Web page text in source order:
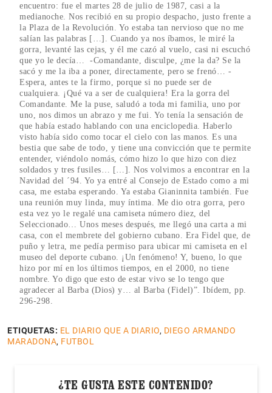
encuentro: fue el martes 28 de julio de 1987, casi a la
medianoche. Nos recibió en su propio despacho, justo frente a
la Plaza de la Revolución. Yo estaba tan nervioso que no me
salían las palabras […]. Cuando ya nos íbamos, le miré la
gorra, levanté las cejas, y él me cazó al vuelo, casi ni escuchó
que yo le decía… -Comandante, disculpe, ¿me la da? Se la
sacó y me la iba a poner, directamente, pero se frenó… -
Espera, antes te la firmo, porque si no puede ser de
cualquiera. ¡Qué va a ser de cualquiera! Era la gorra del
Comandante. Me la puse, saludó a toda mi familia, uno por
uno, nos dimos un abrazo y me fui. Yo tenía la sensación de
que había estado hablando con una enciclopedia. Haberlo
visto había sido como tocar el cielo con las manos. Es una
bestia que sabe de todo, y tiene una convicción que te permite
entender, viéndolo nomás, cómo hizo lo que hizo con diez
soldados y tres fusiles… […]. Nos volvimos a encontrar en la
Navidad del ´94. Yo ya entré al Consejo de Estado como a mi
casa, me estaba esperando. Ya estaba Gianinnita también. Fue
una reunión muy linda, muy íntima. Me dio otra gorra, pero
esta vez yo le regalé una camiseta número diez, del
Seleccionado… Unos meses después, me llegó una carta a mi
casa, con el membrete del gobierno cubano. Era Fidel que, de
puño y letra, me pedía permiso para ubicar mi camiseta en el
museo del deporte cubano. ¡Un fenómeno! Y, bueno, lo que
hizo por mí en los últimos tiempos, en el 2000, no tiene
nombre. Yo digo que esto de estar vivo se lo tengo que
agradecer al Barba (Dios) y… al Barba (Fidel)”. Ibídem, pp.
296-298.
ETIQUETAS: EL DIARIO QUE A DIARIO, DIEGO ARMANDO
MARADONA, FUTBOL
¿TE GUSTA ESTE CONTENIDO?